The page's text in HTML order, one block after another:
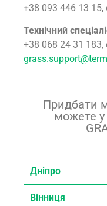
+38 093 446 13 15,
Технічний
+38 068 24 31 183,
Придбати
можете у
Дніпро
Вінниця